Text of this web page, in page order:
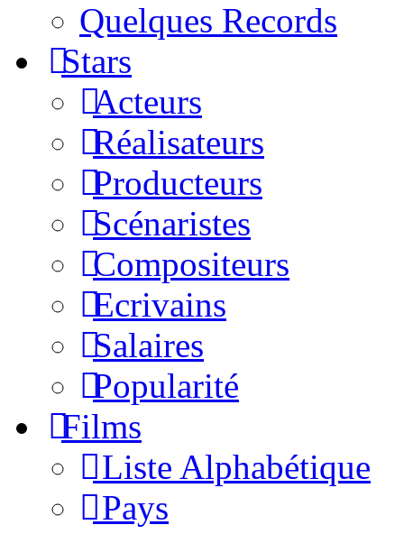
Quelques Records
Stars
Acteurs
Réalisateurs
Producteurs
Scénaristes
Compositeurs
Ecrivains
Salaires
Popularité
Films
Liste Alphabétique
Pays